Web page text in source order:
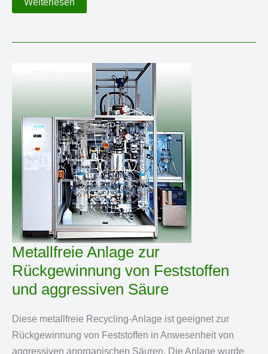
aus
4
Weiterlesen
Metallfreie Anlage zur
Rückgewinnung von Feststoffen
und aggressiven Säure
Diese metallfreie Recycling-Anlage ist geeignet zur
Rückgewinnung von Feststoffen in Anwesenheit von
aggressiven anorganischen Säuren. Die Anlage wurde